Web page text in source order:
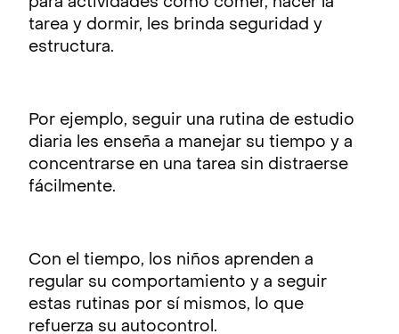
para actividades como comer, hacer la
tarea y dormir, les brinda seguridad y
estructura.
Por ejemplo, seguir una rutina de estudio
diaria les enseña a manejar su tiempo y a
concentrarse en una tarea sin distraerse
fácilmente.
Con el tiempo, los niños aprenden a
regular su comportamiento y a seguir
estas rutinas por sí mismos, lo que
refuerza su autocontrol.